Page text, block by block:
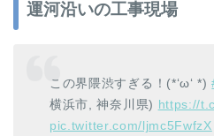
運河沿いの工事現場
この界隈渋すぎる！(*‘ω‘ *)
横浜市, 神奈川県) https://
pic.twitter.com/ljmc5FwfzX